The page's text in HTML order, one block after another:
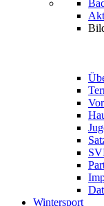
Wintersport